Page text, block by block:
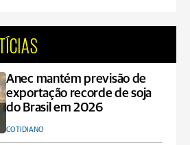
Anec mantém previsão de
exportação recorde de soja
do Brasil em 2026
COTIDIANO